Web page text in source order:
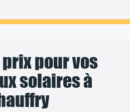
pour vos
solaires à